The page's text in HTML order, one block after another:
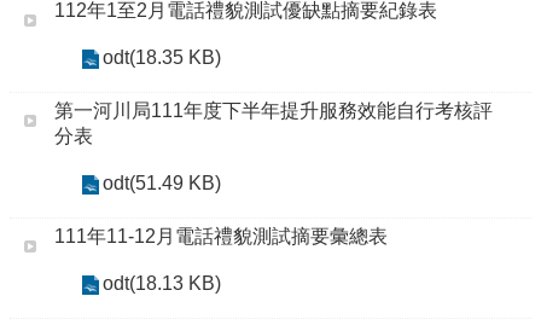
112年1至2月電話禮貌測試優缺點摘要紀錄表
odt(18.35 KB)
第一河川局111年度下半年提升服務效能自行考核評
分表
odt(51.49 KB)
111年11-12月電話禮貌測試摘要彙總表
odt(18.13 KB)